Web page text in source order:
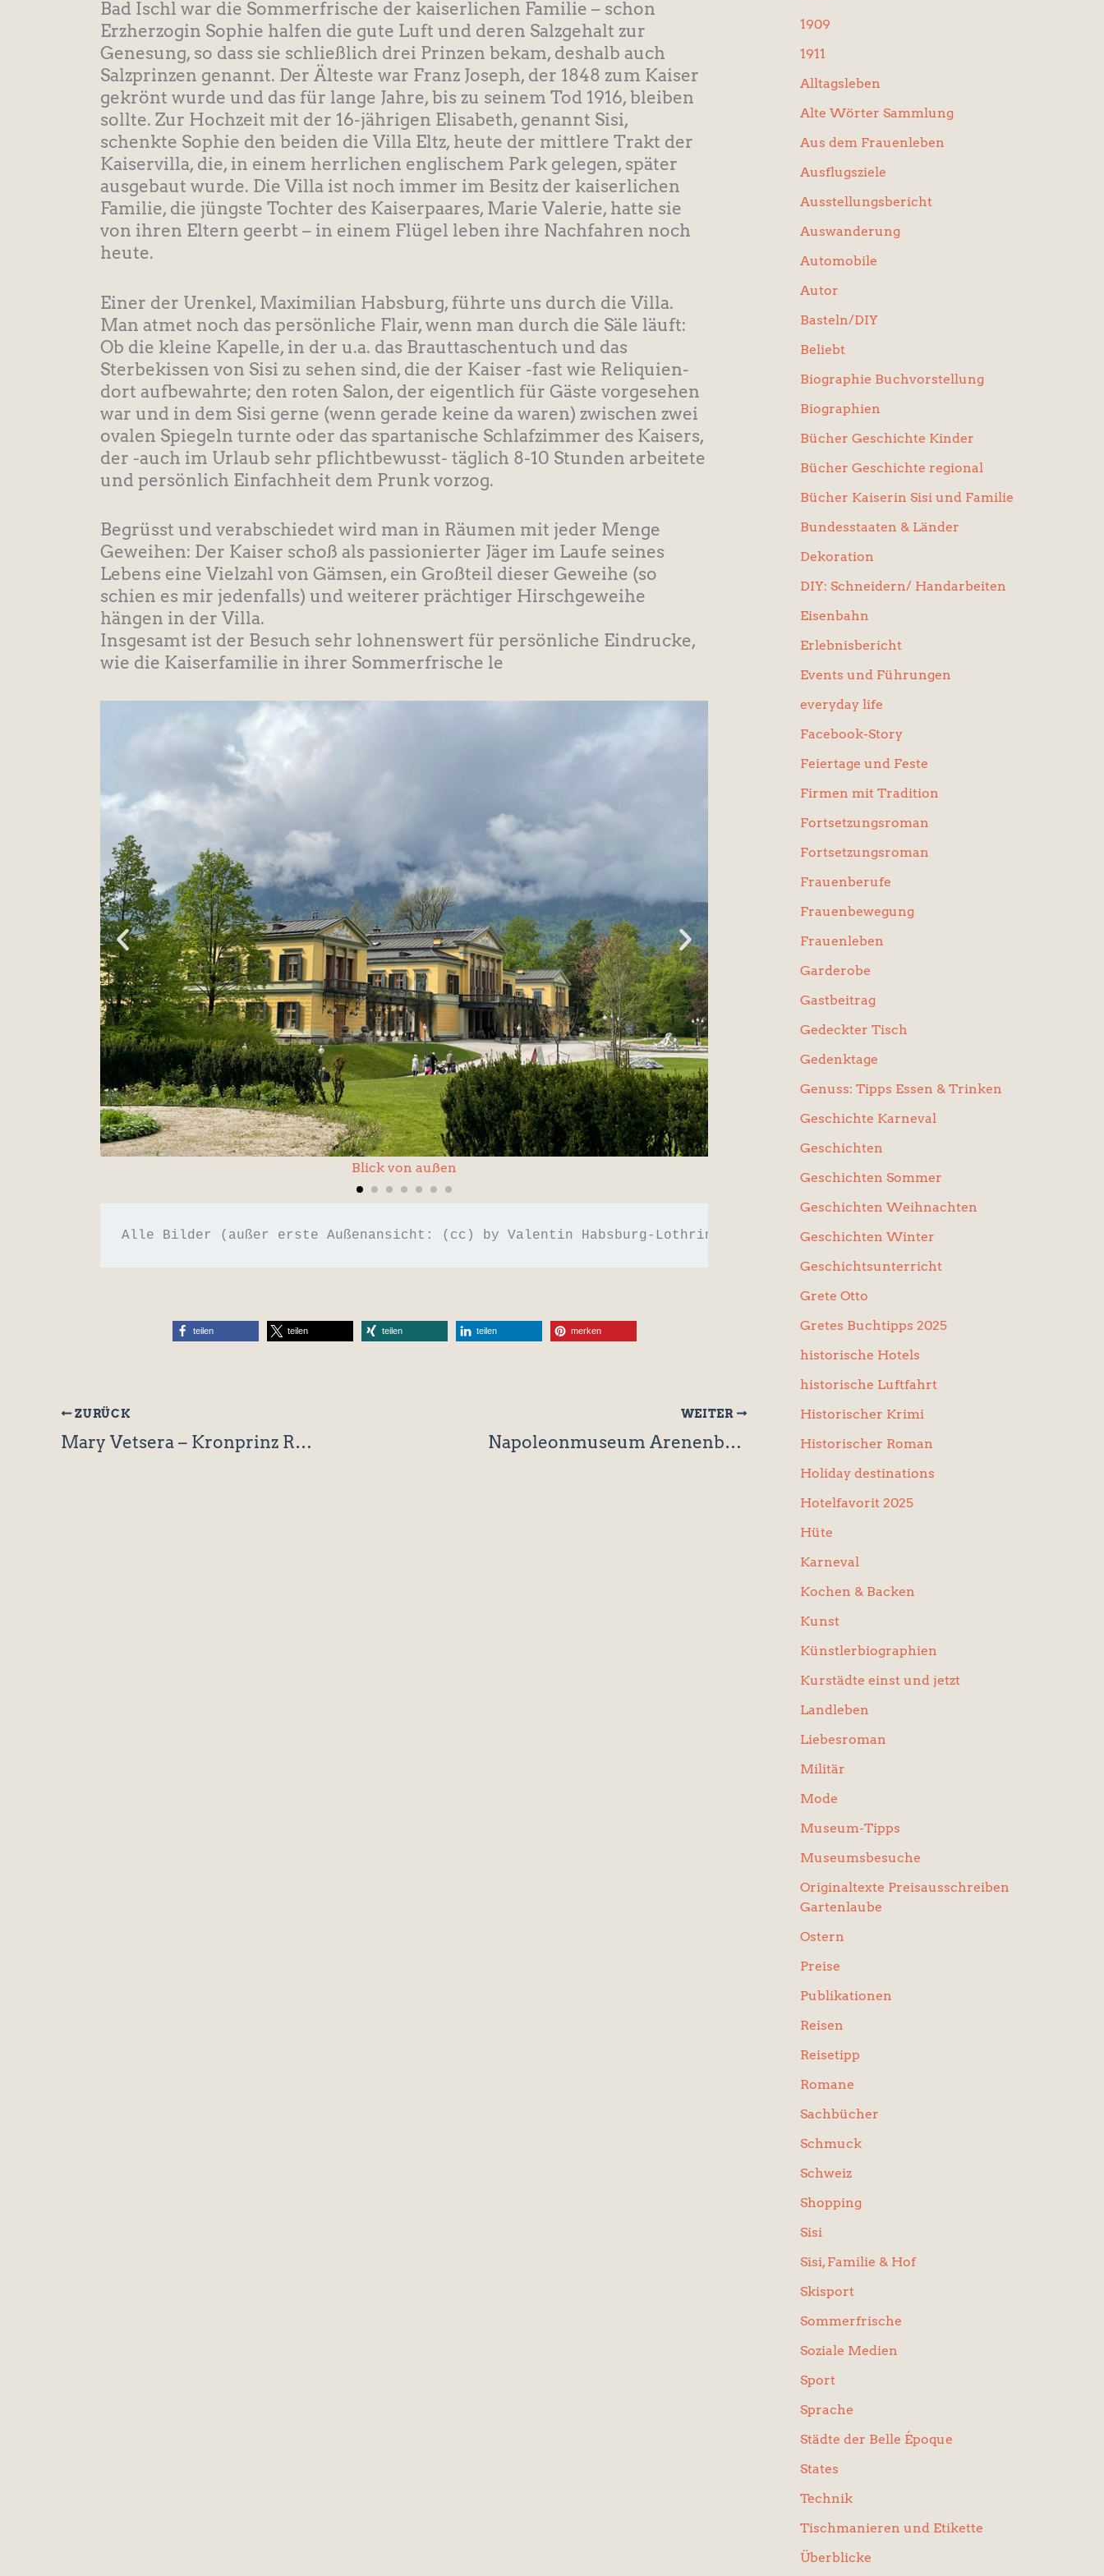
Bad Ischl war die Sommerfrische der kaiserlichen Familie – schon
Erzherzogin Sophie halfen die gute Luft und deren Salzgehalt zur
Genesung, so dass sie schließlich drei Prinzen bekam, deshalb auch
Salzprinzen genannt. Der Älteste war Franz Joseph, der 1848 zum Kaiser
gekrönt wurde und das für lange Jahre, bis zu seinem Tod 1916, bleiben
sollte. Zur Hochzeit mit der 16-jährigen Elisabeth, genannt Sisi,
schenkte Sophie den beiden die Villa Eltz, heute der mittlere Trakt der
Kaiservilla, die, in einem herrlichen englischem Park gelegen, später
ausgebaut wurde. Die Villa ist noch immer im Besitz der kaiserlichen
Familie, die jüngste Tochter des Kaiserpaares, Marie Valerie, hatte sie
von ihren Eltern geerbt – in einem Flügel leben ihre Nachfahren noch
heute.
Einer der Urenkel, Maximilian Habsburg, führte uns durch die Villa.
Man atmet noch das persönliche Flair, wenn man durch die Säle läuft:
Ob die kleine Kapelle, in der u.a. das Brauttaschentuch und das
Sterbekissen von Sisi zu sehen sind, die der Kaiser -fast wie Reliquien-
dort aufbewahrte; den roten Salon, der eigentlich für Gäste vorgesehen
war und in dem Sisi gerne (wenn gerade keine da waren) zwischen zwei
ovalen Spiegeln turnte oder das spartanische Schlafzimmer des Kaisers,
der -auch im Urlaub sehr pflichtbewusst- täglich 8-10 Stunden arbeitete
und persönlich Einfachheit dem Prunk vorzog.
Begrüsst und verabschiedet wird man in Räumen mit jeder Menge
Geweihen: Der Kaiser schoß als passionierter Jäger im Laufe seines
Lebens eine Vielzahl von Gämsen, ein Großteil dieser Geweihe (so
schien es mir jedenfalls) und weiterer prächtiger Hirschgeweihe
hängen in der Villa.
Insgesamt ist der Besuch sehr lohnenswert für persönliche Eindrucke,
wie die Kaiserfamilie in ihrer Sommerfrische le
Die Villa, von einem schönen englischem Landschaftspark umgeben
Alle Bilder (außer erste Außenansicht: (cc) by Valentin Habsburg-Lothringen
teilen teilen teilen teilen merken
ZURÜCK
Mary Vetsera – Kronprinz Rudolfs Gefährtin für den Tod
WEITER
Napoleonmuseum Arenenberg/Schweiz
1909
1911
Alltagsleben
Alte Wörter Sammlung
Aus dem Frauenleben
Ausflugsziele
Ausstellungsbericht
Auswanderung
Automobile
Autor
Basteln/DIY
Beliebt
Biographie Buchvorstellung
Biographien
Bücher Geschichte Kinder
Bücher Geschichte regional
Bücher Kaiserin Sisi und Familie
Bundesstaaten & Länder
Dekoration
DIY: Schneidern/ Handarbeiten
Eisenbahn
Erlebnisbericht
Events und Führungen
everyday life
Facebook-Story
Feiertage und Feste
Firmen mit Tradition
Fortsetzungsroman
Fortsetzungsroman
Frauenberufe
Frauenbewegung
Frauenleben
Garderobe
Gastbeitrag
Gedeckter Tisch
Gedenktage
Genuss: Tipps Essen & Trinken
Geschichte Karneval
Geschichten
Geschichten Sommer
Geschichten Weihnachten
Geschichten Winter
Geschichtsunterricht
Grete Otto
Gretes Buchtipps 2025
historische Hotels
historische Luftfahrt
Historischer Krimi
Historischer Roman
Holiday destinations
Hotelfavorit 2025
Hüte
Karneval
Kochen & Backen
Kunst
Künstlerbiographien
Kurstädte einst und jetzt
Landleben
Liebesroman
Militär
Mode
Museum-Tipps
Museumsbesuche
Originaltexte Preisausschreiben
Gartenlaube
Ostern
Preise
Publikationen
Reisen
Reisetipp
Romane
Sachbücher
Schmuck
Schweiz
Shopping
Sisi
Sisi, Familie & Hof
Skisport
Sommerfrische
Soziale Medien
Sport
Sprache
Städte der Belle Époque
States
Technik
Tischmanieren und Etikette
Überblicke